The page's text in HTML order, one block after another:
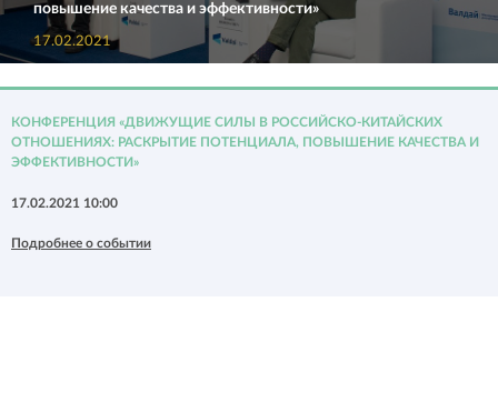
повышение качества и эффективности»
17.02.2021
КОНФЕРЕНЦИЯ «ДВИЖУЩИЕ СИЛЫ В РОССИЙСКО-КИТАЙСКИХ
ОТНОШЕНИЯХ: РАСКРЫТИЕ ПОТЕНЦИАЛА, ПОВЫШЕНИЕ КАЧЕСТВА И
ЭФФЕКТИВНОСТИ»
17.02.2021 10:00
Подробнее о событии